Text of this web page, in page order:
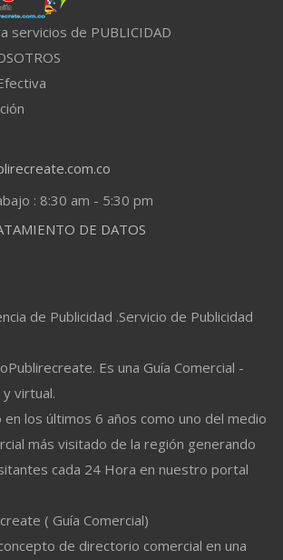
servicios de PUBLICIDAD
: 8:30 am - 5:30 pm
DE DATOS
de Publicidad .Servicio de Publicidad
Es una Guía Comercial -
virtual.
en los últimos 6 años como uno del medio
más visitado de la región generando
cada 24 Hora en nuestro portal
( Guía Comercial)
de directorio comercial en una